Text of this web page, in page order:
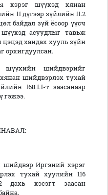
хэрэг шүүхэд хянан
11 дүгээр зүйлийн 11.2
байдал зүй ёсоор үүсч
асуудлыг тавьж
хандах хууль зүйн
орхигдуулсан.
шийдвэрийг
шийдвэрлэх тухай
168.1.1-т заасанаар
гэжээ.
Иргэний хэрэг
тухай хуулийн 116
дахь хэсэгт заасан